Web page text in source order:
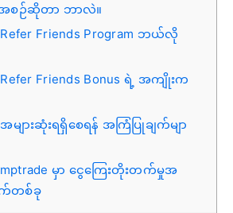
စဉ်ဆိုတာ ဘာလဲ။
Refer Friends Program ဘယ်လို
Refer Friends Bonus ရဲ့ အကျိုးက
ျားဆုံးရရှိစေရန် အကြံပြုချက်မျာ
မှာ ငွေကြေးတိုးတက်မှုအ
က်တစ်ခု